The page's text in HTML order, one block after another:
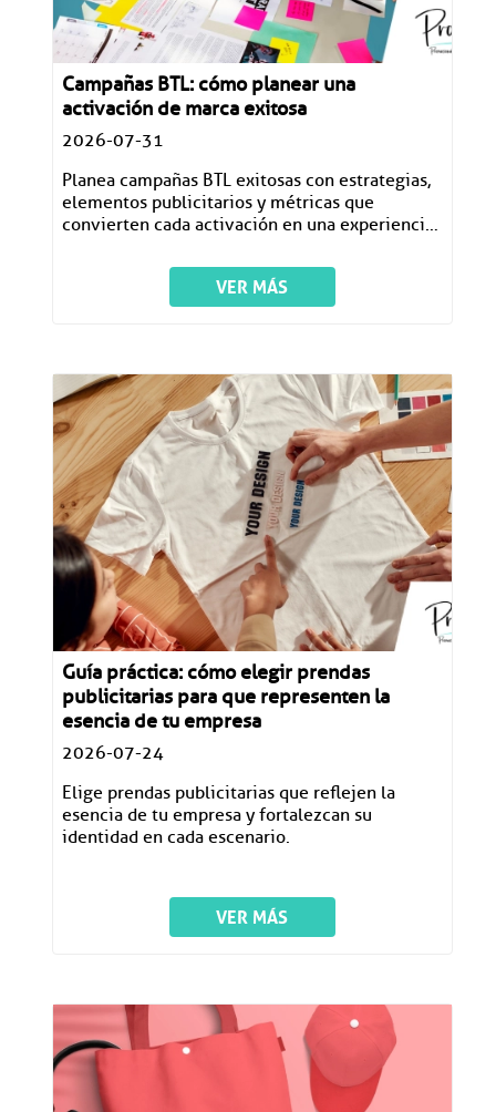
Campañas BTL: cómo planear una
activación de marca exitosa
2026-07-31
Planea campañas BTL exitosas con estrategias,
elementos publicitarios y métricas que
convierten cada activación en una experiencia
VER MÁS
Guía práctica: cómo elegir prendas
publicitarias para que representen la
esencia de tu empresa
2026-07-24
Elige prendas publicitarias que reflejen la
esencia de tu empresa y fortalezcan su
identidad en cada escenario.
VER MÁS